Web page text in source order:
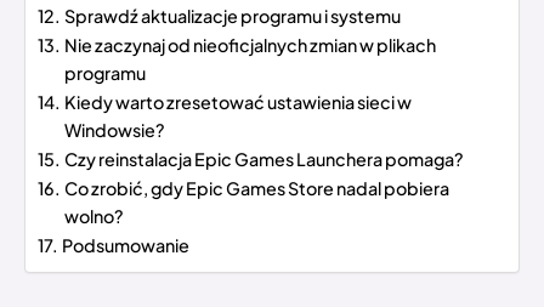
Sprawdź aktualizacje programu i systemu
Nie zaczynaj od nieoficjalnych zmian w plikach
programu
Kiedy warto zresetować ustawienia sieci w
Windowsie?
Czy reinstalacja Epic Games Launchera pomaga?
Co zrobić, gdy Epic Games Store nadal pobiera
wolno?
Podsumowanie